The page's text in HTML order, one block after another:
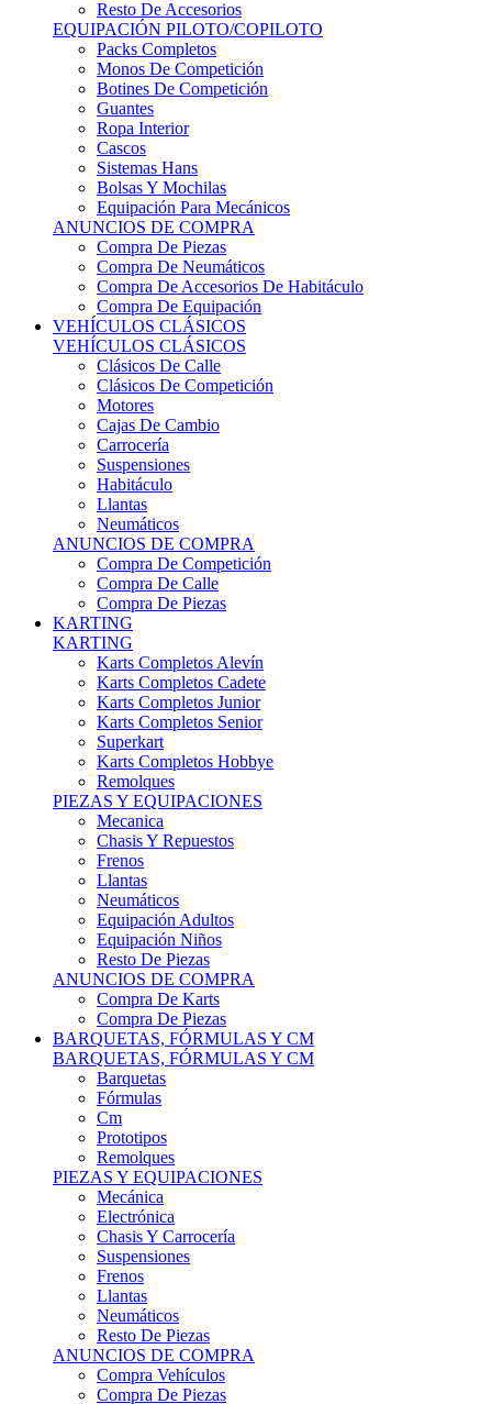
Packs Completos
Monos De Competición
Botines De Competición
Guantes
Ropa Interior
Cascos
Sistemas Hans
Bolsas Y Mochilas
Equipación Para Mecánicos
ANUNCIOS DE COMPRA
Compra De Piezas
Compra De Neumáticos
Compra De Accesorios De Habitáculo
Compra De Equipación
VEHÍCULOS CLÁSICOS
VEHÍCULOS CLÁSICOS
Clásicos De Calle
Clásicos De Competición
Motores
Cajas De Cambio
Carrocería
Suspensiones
Habitáculo
Llantas
Neumáticos
ANUNCIOS DE COMPRA
Compra De Competición
Compra De Calle
Compra De Piezas
KARTING
KARTING
Karts Completos Alevín
Karts Completos Cadete
Karts Completos Junior
Karts Completos Senior
Superkart
Karts Completos Hobbye
Remolques
PIEZAS Y EQUIPACIONES
Mecanica
Chasis Y Repuestos
Frenos
Llantas
Neumáticos
Equipación Adultos
Equipación Niños
Resto De Piezas
ANUNCIOS DE COMPRA
Compra De Karts
Compra De Piezas
BARQUETAS, FÓRMULAS Y CM
BARQUETAS, FÓRMULAS Y CM
Barquetas
Fórmulas
Cm
Prototipos
Remolques
PIEZAS Y EQUIPACIONES
Mecánica
Electrónica
Chasis Y Carrocería
Suspensiones
Frenos
Llantas
Neumáticos
Resto De Piezas
ANUNCIOS DE COMPRA
Compra Vehículos
Compra De Piezas
CARCROSS Y FÓRMULAS